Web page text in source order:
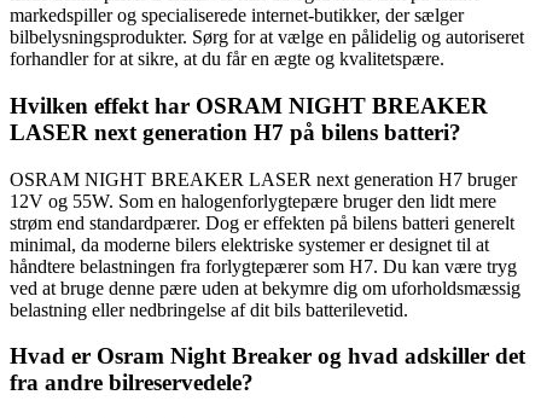
markedspiller og specialiserede internet-butikker, der sælger
bilbelysningsprodukter. Sørg for at vælge en pålidelig og autoriseret
forhandler for at sikre, at du får en ægte og kvalitetspære.
Hvilken effekt har OSRAM NIGHT BREAKER
LASER next generation H7 på bilens batteri?
OSRAM NIGHT BREAKER LASER next generation H7 bruger
12V og 55W. Som en halogenforlygtepære bruger den lidt mere
strøm end standardpærer. Dog er effekten på bilens batteri generelt
minimal, da moderne bilers elektriske systemer er designet til at
håndtere belastningen fra forlygtepærer som H7. Du kan være tryg
ved at bruge denne pære uden at bekymre dig om uforholdsmæssig
belastning eller nedbringelse af dit bils batterilevetid.
Hvad er Osram Night Breaker og hvad adskiller det
fra andre bilreservedele?